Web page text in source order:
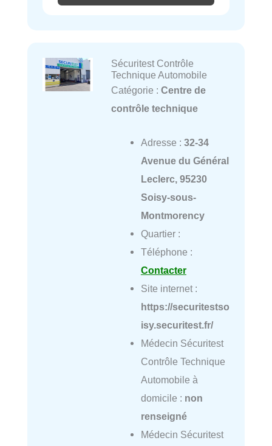
Sécuritest Contrôle
Technique Automobile
Catégorie : Centre de
contrôle technique
Adresse : 32-34
Avenue du Général
Leclerc, 95230
Soisy-sous-
Montmorency
Quartier :
Téléphone :
Contacter
Site internet :
https://securitestso
isy.securitest.fr/
Médecin Sécuritest
Contrôle Technique
Automobile à
domicile : non
renseigné
Médecin Sécuritest